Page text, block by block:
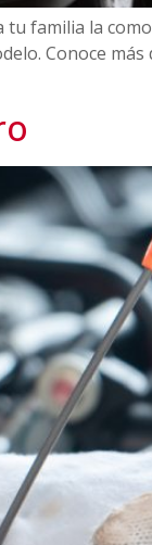
familia la
Conoce